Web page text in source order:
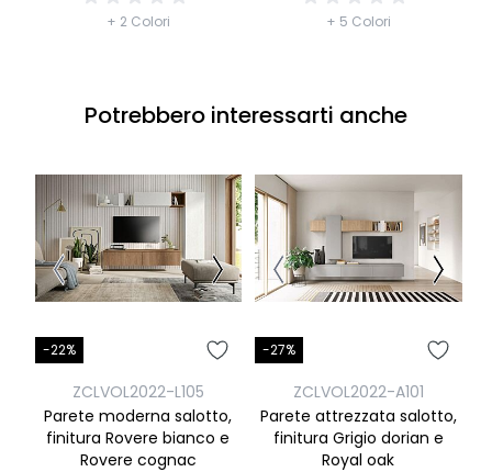
+ 2 Colori + 5 Colori
Potrebbero interessarti anche
-22%
ZCLVOL2022-L105
Parete moderna salotto,
finitura Rovere bianco e
Rovere cognac
-27%
ZCLVOL2022-A101
Parete attrezzata salotto,
finitura Grigio dorian e
Royal oak